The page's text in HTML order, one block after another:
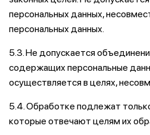
персональных данных,
персональных данных.
5.3. Не допускается
содержащих персональные
осуществляется в целях,
5.4. Обработке подлежат
которые отвечают целям их